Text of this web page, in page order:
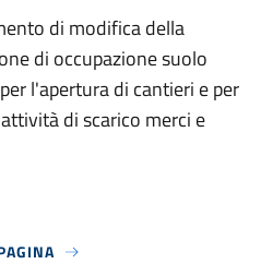
di modifica della
di occupazione suolo
l'apertura di cantieri e per
di scarico merci e